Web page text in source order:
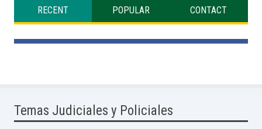
RECENT POPULAR CONTACT
Temas Judiciales y Policiales